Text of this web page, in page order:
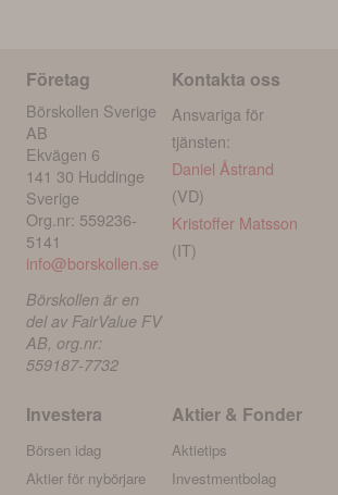
Företag
Börskollen Sverige
AB
Ekvägen 6
141 30 Huddinge
Sverige
Org.nr: 559236-
5141
info@borskollen.se
Börskollen är en
del av FairValue FV
AB, org.nr:
559187-7732
Kontakta oss
Ansvariga för
tjänsten:
Daniel Åstrand
(VD)
Kristoffer Matsson
(IT)
Investera
Börsen idag
Aktier för nybörjare
Aktier & Fonder
Aktietips
Investmentbolag